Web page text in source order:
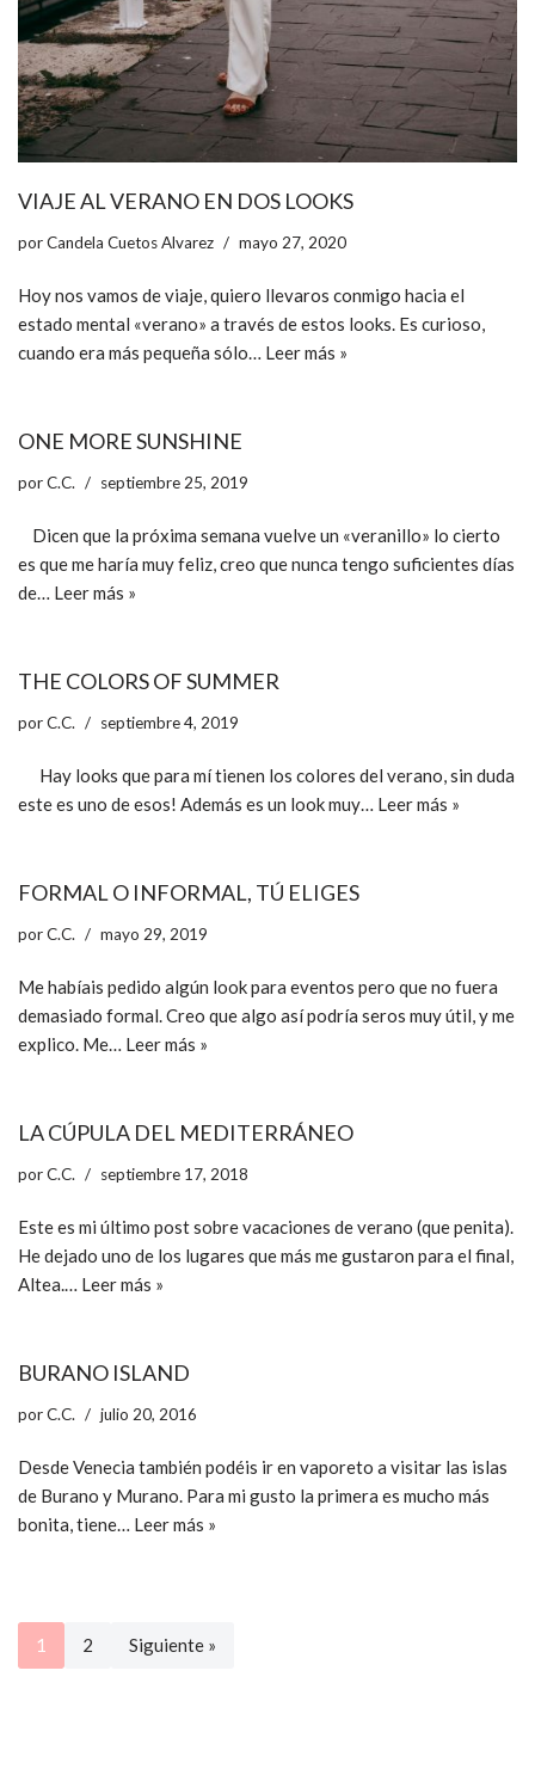
VIAJE AL VERANO EN DOS LOOKS
porCandela Cuetos Alvarez mayo 27, 2020
Hoy nos vamos de viaje, quiero llevaros conmigo hacia el
estado mental «verano» a través de estos looks. Es curioso,
cuando era más pequeña sólo… Leer más »
ONE MORE SUNSHINE
porC.C. septiembre 25, 2019
Dicen que la próxima semana vuelve un «veranillo» lo cierto
es que me haría muy feliz, creo que nunca tengo suficientes días
de… Leer más »
THE COLORS OF SUMMER
porC.C. septiembre 4, 2019
Hay looks que para mí tienen los colores del verano, sin duda
este es uno de esos! Además es un look muy… Leer más »
FORMAL O INFORMAL, TÚ ELIGES
porC.C. mayo 29, 2019
Me habíais pedido algún look para eventos pero que no fuera
demasiado formal. Creo que algo así podría seros muy útil, y me
explico. Me… Leer más »
LA CÚPULA DEL MEDITERRÁNEO
porC.C. septiembre 17, 2018
Este es mi último post sobre vacaciones de verano (que penita).
He dejado uno de los lugares que más me gustaron para el final,
Altea.… Leer más »
BURANO ISLAND
porC.C. julio 20, 2016
Desde Venecia también podéis ir en vaporeto a visitar las islas
de Burano y Murano. Para mi gusto la primera es mucho más
bonita, tiene… Leer más »
1 2 Siguiente »